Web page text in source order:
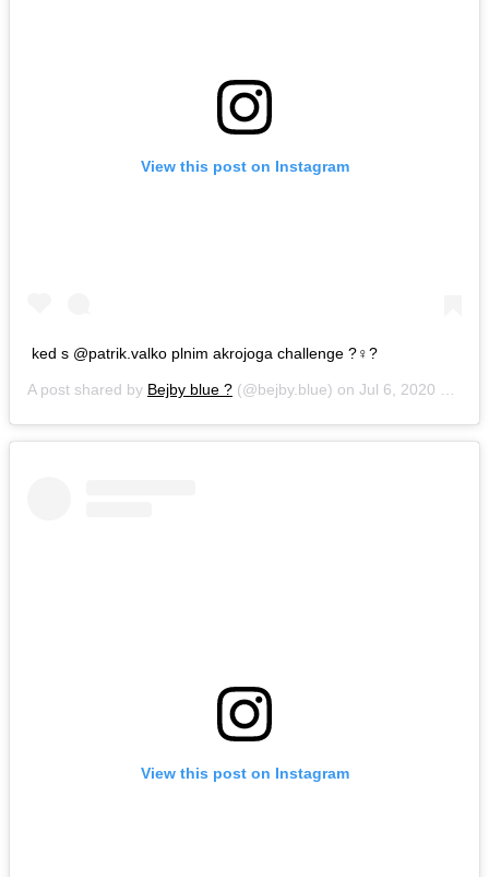
View this post on Instagram
ked s @patrik.valko plnim akrojoga challenge ?‍♀️?
A post shared by Bejby blue ? (@bejby.blue) on Jul 6, 2020 at 12:07pm PDT
View this post on Instagram